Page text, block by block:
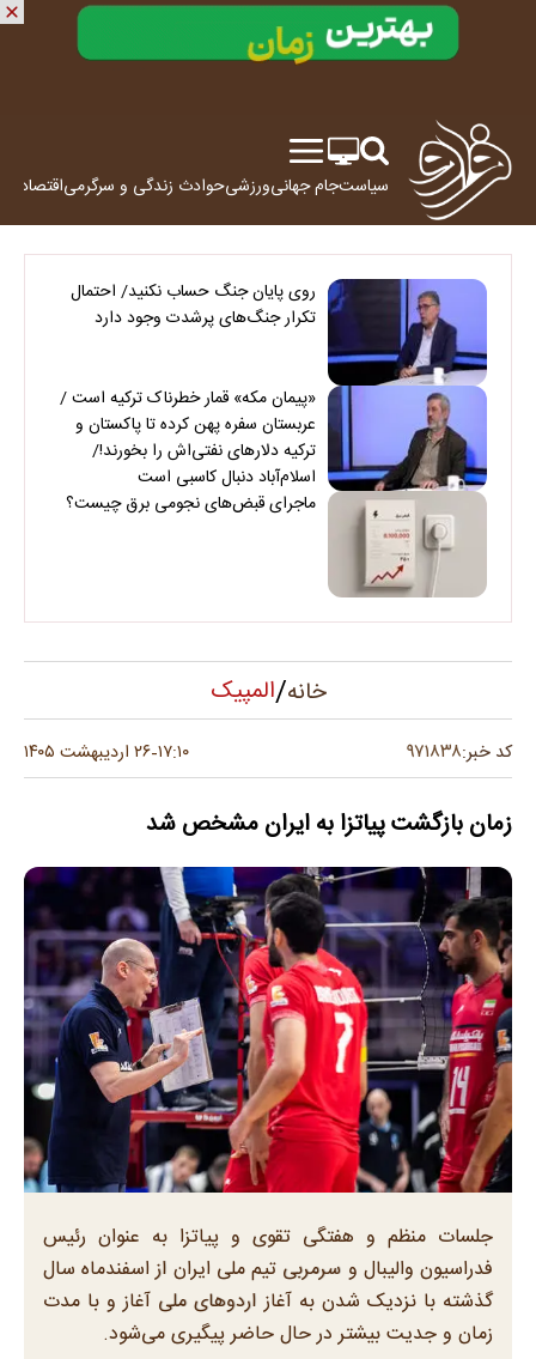
سیاستجام جهانیورزشیحوادث زندگی و سرگرمیاقتصاد
روی پایان جنگ حساب نکنید/ احتمال
تکرار جنگ‌های پرشدت وجود دارد
«پیمان مکه» قمار خطرناک ترکیه است /
عربستان سفره پهن کرده تا پاکستان و
ترکیه دلارهای نفتی‌اش را بخورند!/
اسلام‌آباد دنبال کاسبی است
ماجرای قبض‌های نجومی برق چیست؟
خانه/المپیک
کد خبر:۹۷۱۸۳۸ ۱۷:۱۰-۲۶ اردیبهشت ۱۴۰۵
زمان بازگشت پیاتزا به ایران مشخص شد
جلسات منظم و هفتگی تقوی و پیاتزا به عنوان رئیس
فدراسیون والیبال و سرمربی تیم ملی ایران از اسفندماه سال
گذشته با نزدیک شدن به آغاز اردوهای ملی آغاز و با مدت
زمان و جدیت بیشتر در حال حاضر پیگیری می‌شود.